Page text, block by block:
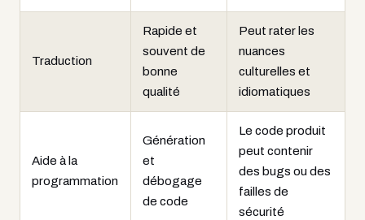
Traduction
Rapide et
souvent de
bonne
qualité
Peut rater les
nuances
culturelles et
idiomatiques
Aide à la
programmation
Génération
et
débogage
de code
Le code produit
peut contenir
des bugs ou des
failles de
sécurité